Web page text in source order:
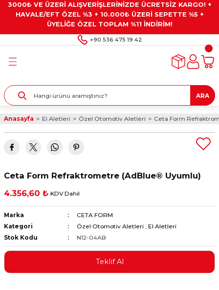
3000₺ VE ÜZERİ ALIŞVERİŞLERİNİZDE ÜCRETSİZ KARGO! +
HAVALE/EFT ÖZEL %3 + 10.000₺ ÜZERİ SEPETTE %5 +
ÜYELİĞE ÖZEL TOPLAM %11 İNDİRİM!
+90 536 475 19 42
Geri Dön
Geri Dön
Geri Dön
Gresler
Geri Dön
Alet Setleri
ve Multimetreler
ve Penseler
Geri Dön
Taşları ve
ARA
Anasayfa El Aletleri Özel Otomotiv Aletleri Ceta Form
Ceta Form Refraktrometre (AdBlue® Uyumlu)
4.356,60 ₺ KDV Dahil
Marka
CETA FORM
Kategori
Özel Otomotiv Aletleri , El Aletleri
Stok Kodu
N12-04AB
Teklif Al